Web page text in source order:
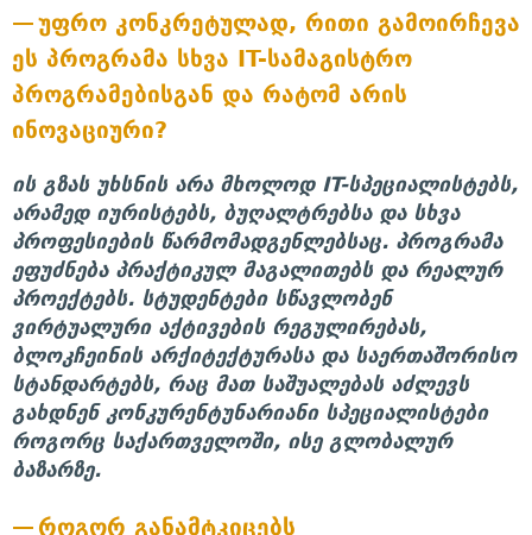
უფრო კონკრეტულად, რითი გამოირჩევა
ეს პროგრამა სხვა IT-სამაგისტრო
პროგრამებისგან და რატომ არის
ინოვაციური?
ის გზას უხსნის არა მხოლოდ IT-სპეციალისტებს,
არამედ იურისტებს, ბუღალტრებსა და სხვა
პროფესიების წარმომადგენლებსაც. პროგრამა
ეფუძნება პრაქტიკულ მაგალითებს და რეალურ
პროექტებს. სტუდენტები სწავლობენ
ვირტუალური აქტივების რეგულირებას,
ბლოკჩეინის არქიტექტურასა და საერთაშორისო
სტანდარტებს, რაც მათ საშუალებას აძლევს
გახდნენ კონკურენტუნარიანი სპეციალისტები
როგორც საქართველოში, ისე გლობალურ
ბაზარზე.
როგორ განამტკიცებს